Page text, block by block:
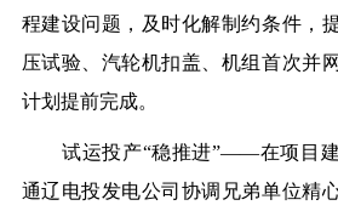
程建设问题，及时化解制约条件，
压试验、汽轮机扣盖、机组首次并
计划提前完成。
试运投产“稳推进”——在项目
通辽电投发电公司协调兄弟单位精